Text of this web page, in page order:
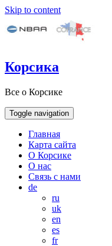
Skip to content
Корсика
Все о Корсике
Toggle navigation
Главная
Карта сайта
О Корсике
О нас
Связь с нами
de
ru
uk
en
es
fr